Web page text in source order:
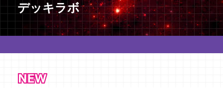
デッキラボ